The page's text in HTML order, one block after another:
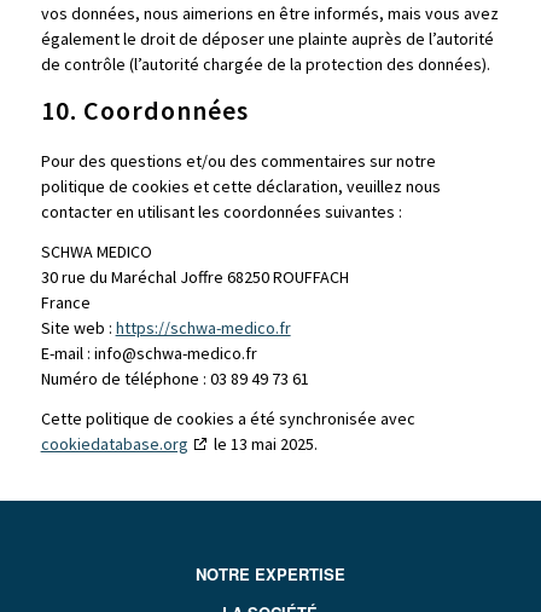
vos données, nous aimerions en être informés, mais vous avez
également le droit de déposer une plainte auprès de l’autorité
de contrôle (l’autorité chargée de la protection des données).
10. Coordonnées
Pour des questions et/ou des commentaires sur notre
politique de cookies et cette déclaration, veuillez nous
contacter en utilisant les coordonnées suivantes :
SCHWA MEDICO
30 rue du Maréchal Joffre 68250 ROUFFACH
France
Site web : https://schwa-medico.fr
E-mail : info@schwa-medico.fr
Numéro de téléphone : 03 89 49 73 61
Cette politique de cookies a été synchronisée avec
cookiedatabase.org
le 13 mai 2025.
NOTRE EXPERTISE